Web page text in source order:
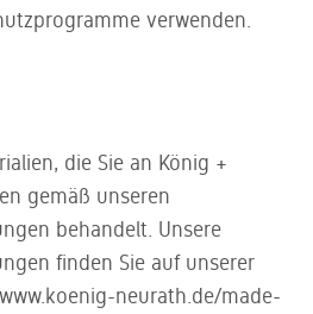
verwenden.
die Sie an König +
gemäß unseren
behandelt. Unsere
finden Sie auf unserer
neurath.de/made-